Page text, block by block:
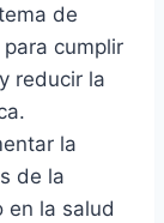
de
cumplir
reducir la
la
de la
en la salud